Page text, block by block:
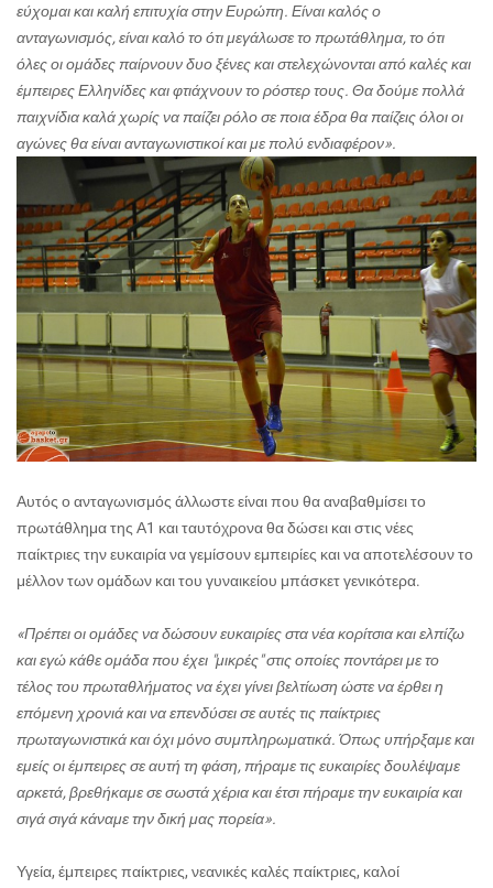
εύχομαι και καλή επιτυχία στην Ευρώπη. Είναι καλός ο
ανταγωνισμός, είναι καλό το ότι μεγάλωσε το πρωτάθλημα, το ότι
όλες οι ομάδες παίρνουν δυο ξένες και στελεχώνονται από καλές και
έμπειρες Ελληνίδες και φτιάχνουν το ρόστερ τους. Θα δούμε πολλά
παιχνίδια καλά χωρίς να παίζει ρόλο σε ποια έδρα θα παίζεις όλοι οι
αγώνες θα είναι ανταγωνιστικοί και με πολύ ενδιαφέρον».
Αυτός ο ανταγωνισμός άλλωστε είναι που θα αναβαθμίσει το
πρωτάθλημα της Α1 και ταυτόχρονα θα δώσει και στις νέες
παίκτριες την ευκαιρία να γεμίσουν εμπειρίες και να αποτελέσουν το
μέλλον των ομάδων και του γυναικείου μπάσκετ γενικότερα.
«Πρέπει οι ομάδες να δώσουν ευκαιρίες στα νέα κορίτσια και ελπίζω
και εγώ κάθε ομάδα που έχει "μικρές" στις οποίες ποντάρει με το
τέλος του πρωταθλήματος να έχει γίνει βελτίωση ώστε να έρθει η
επόμενη χρονιά και να επενδύσει σε αυτές τις παίκτριες
πρωταγωνιστικά και όχι μόνο συμπληρωματικά. Όπως υπήρξαμε και
εμείς οι έμπειρες σε αυτή τη φάση, πήραμε τις ευκαιρίες δουλέψαμε
αρκετά, βρεθήκαμε σε σωστά χέρια και έτσι πήραμε την ευκαιρία και
σιγά σιγά κάναμε την δική μας πορεία».
Υγεία, έμπειρες παίκτριες, νεανικές καλές παίκτριες, καλοί